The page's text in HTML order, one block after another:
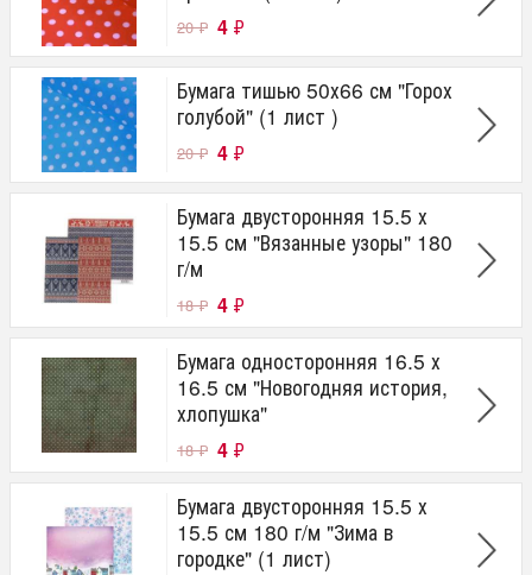
20₽ 4 ₽
Бумага тишью 50х66 см "Горох
голубой" (1 лист )
20₽ 4 ₽
Бумага двусторонняя 15.5 х
15.5 см "Вязанные узоры" 180
г/м
18₽ 4 ₽
Бумага односторонняя 16.5 х
16.5 см "Новогодняя история,
хлопушка"
18₽ 4 ₽
Бумага двусторонняя 15.5 х
15.5 см 180 г/м "Зима в
городке" (1 лист)